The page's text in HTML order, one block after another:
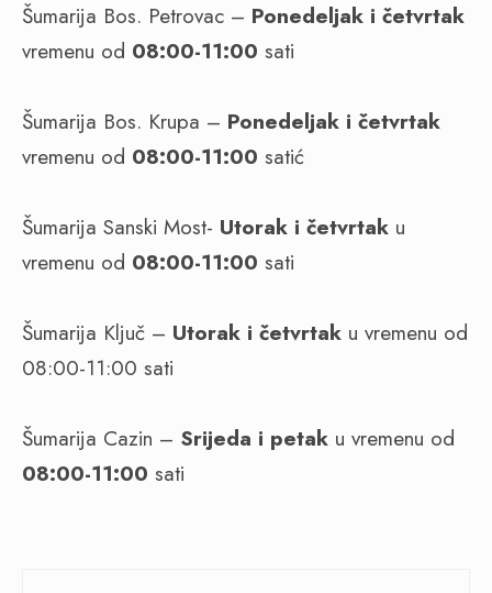
Šumarija Bos. Petrovac – Ponedeljak i četvrtak
vremenu od 08:00-11:00 sati
Šumarija Bos. Krupa – Ponedeljak i četvrtak
vremenu od 08:00-11:00 satić
Šumarija Sanski Most- Utorak i četvrtak u
vremenu od 08:00-11:00 sati
Šumarija Ključ – Utorak i četvrtak u vremenu od
08:00-11:00 sati
Šumarija Cazin – Srijeda i petak u vremenu od
08:00-11:00 sati